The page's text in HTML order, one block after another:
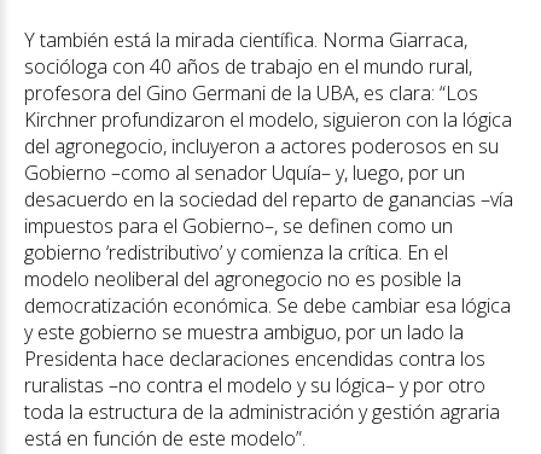
Y también está la mirada científica. Norma Giarraca,
socióloga con 40 años de trabajo en el mundo rural,
profesora del Gino Germani de la UBA, es clara: “Los
Kirchner profundizaron el modelo, siguieron con la lógica
del agronegocio, incluyeron a actores poderosos en su
Gobierno –como al senador Uquía– y, luego, por un
desacuerdo en la sociedad del reparto de ganancias –vía
impuestos para el Gobierno–, se definen como un
gobierno ‘redistributivo’ y comienza la crítica. En el
modelo neoliberal del agronegocio no es posible la
democratización económica. Se debe cambiar esa lógica
y este gobierno se muestra ambiguo, por un lado la
Presidenta hace declaraciones encendidas contra los
ruralistas –no contra el modelo y su lógica– y por otro
toda la estructura de la administración y gestión agraria
está en función de este modelo”.